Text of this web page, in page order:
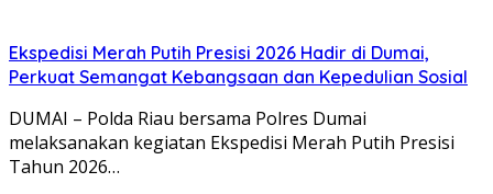
Ekspedisi Merah Putih Presisi 2026 Hadir di Dumai,
Perkuat Semangat Kebangsaan dan Kepedulian Sosial
DUMAI – Polda Riau bersama Polres Dumai
melaksanakan kegiatan Ekspedisi Merah Putih Presisi
Tahun 2026…